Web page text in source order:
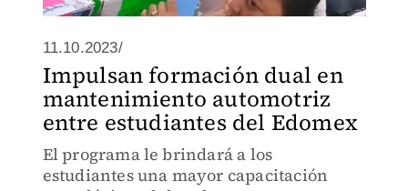
11.10.2023/
Impulsan formación dual en
mantenimiento automotriz
entre estudiantes del Edomex
El programa le brindará a los
estudiantes una mayor capacitación